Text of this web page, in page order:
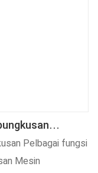
Mesin
Pelbagai fungsi
Mesin